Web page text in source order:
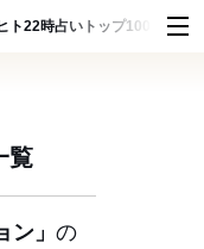
ト22時占い トップ100 スナッ
覧
ン」 の